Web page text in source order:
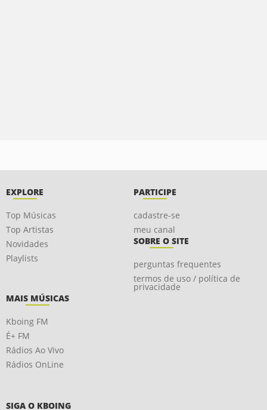
EXPLORE
Top Músicas
Top Artistas
Novidades
Playlists
PARTICIPE
cadastre-se
meu canal
SOBRE O SITE
perguntas frequentes
termos de uso / política de
privacidade
MAIS MÚSICAS
Kboing FM
É+ FM
Rádios Ao Vivo
Rádios OnLine
SIGA O KBOING